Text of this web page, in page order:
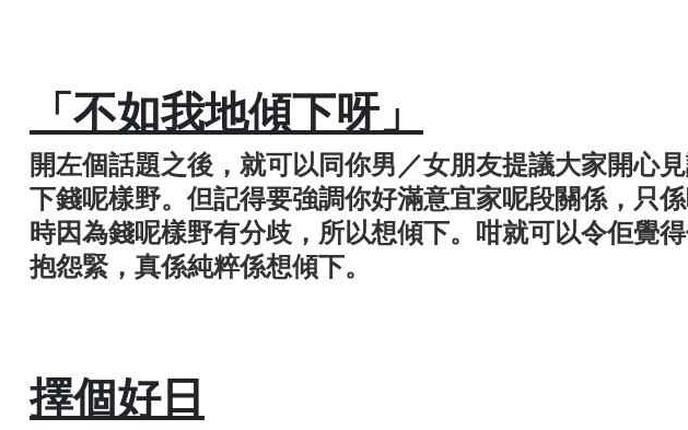
「不如我地傾下呀」
開左個話題之後，就可以同你男／女朋友提議大家開心
下錢呢樣野。但記得要強調你好滿意宜家呢段關係，只
時因為錢呢樣野有分歧，所以想傾下。咁就可以令佢覺
抱怨緊，真係純粹係想傾下。
擇個好日